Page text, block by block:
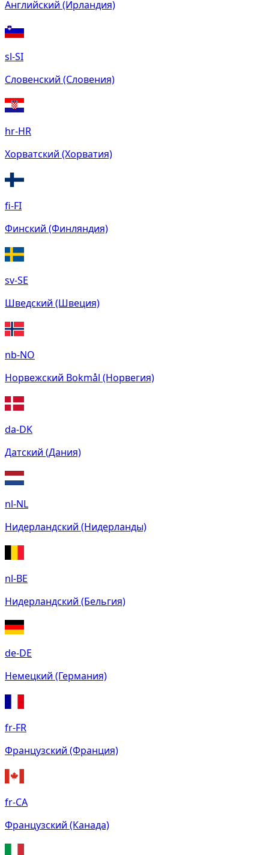
Английский (Ирландия)
sl-SI
Словенский (Словения)
hr-HR
Хорватский (Хорватия)
fi-FI
Финский (Финляндия)
sv-SE
Шведский (Швеция)
nb-NO
Норвежский Bokmål (Норвегия)
da-DK
Датский (Дания)
nl-NL
Нидерландский (Нидерланды)
nl-BE
Нидерландский (Бельгия)
de-DE
Немецкий (Германия)
fr-FR
Французский (Франция)
fr-CA
Французский (Канада)